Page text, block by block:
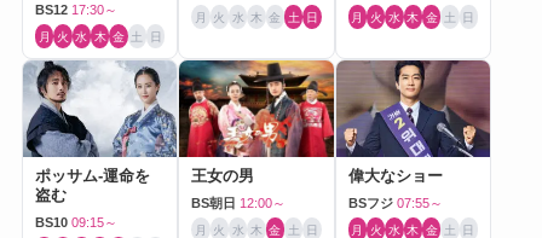
BS12 17:30～
月 火 水 木 金 土 日
月 火 水 木 金 土 日 月 火 水 木 金 土 日
ポッサム-運命を
盗む
BS10 09:15～
王女の男
BS朝日 12:00～
月 火 水 木 金 土 日
偉大なショー
BSフジ 07:55～
月 火 水 木 金 土 日